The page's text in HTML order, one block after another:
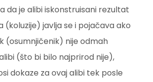
da je alibi iskonstruisani rezultat
(koluzije) javlja se i pojačava ako
(osumnjičenik) nije odmah
(što bi bilo najprirod nije),
dokaze za ovaj alibi tek posle